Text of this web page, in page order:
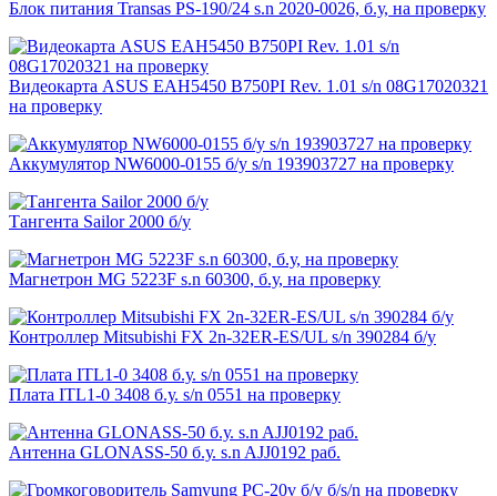
Блок питания Transas PS-190/24 s.n 2020-0026, б.у, на проверку
Видеокарта ASUS EAH5450 B750PI Rev. 1.01 s/n 08G17020321
на проверку
Аккумулятор NW6000-0155 б/у s/n 193903727 на проверку
Тангента Sailor 2000 б/у
Магнетрон MG 5223F s.n 60300, б.у, на проверку
Контроллер Mitsubishi FX 2n-32ER-ES/UL s/n 390284 б/у
Плата ITL1-0 3408 б.у. s/n 0551 на проверку
Антенна GLONASS-50 б.у. s.n AJJ0192 раб.